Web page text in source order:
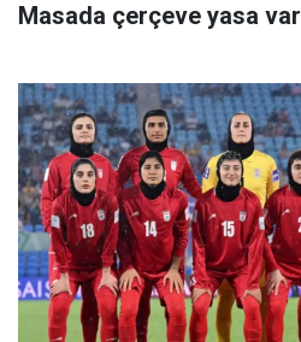
Masada çerçeve yasa var